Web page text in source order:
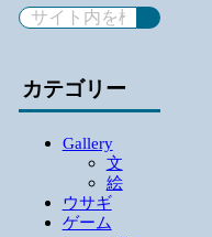
カテゴリー
Gallery
文
絵
ウサギ
ゲーム